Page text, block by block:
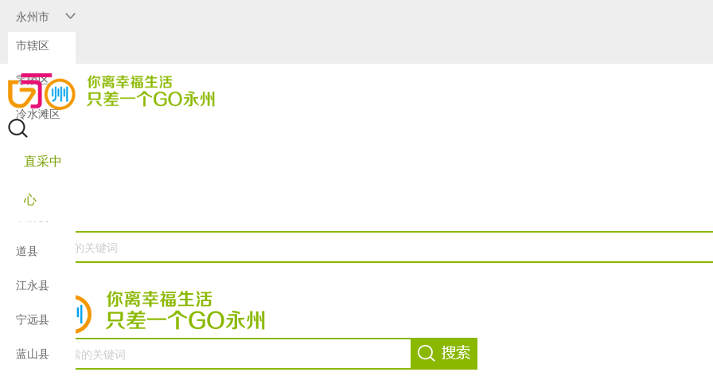
永州市
市辖区
零陵区
冷水滩区
道县
江永县
宁远县
蓝山县
直采中
心
系
公共服
务